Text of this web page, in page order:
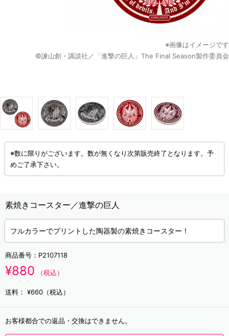
※画像はイメージです
©諫山創・講談社／「進撃の巨人」The Final Season製作委員会
※数に限りがございます。数が無くなり次第販売終了となります。予
めご了承下さい。
素焼きコースター／進撃の巨人
フルカラーでプリントした陶器製の素焼きコースター！
商品番号： P2107118
¥880 （税込）
送料： ¥660（税込）
お客様都合での返品・交換はできません。